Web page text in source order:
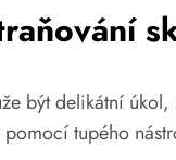
být delikátní
tupého